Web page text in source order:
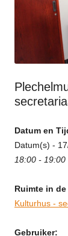
Datum en
Datum(s) -
18:00 - 19:00
Ruimte in de
Kulturhus -
Gebruiker: